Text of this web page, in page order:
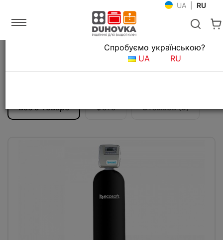
UA RU
Фильтры для воды Фильтрационные системы
Фильтр для удаления хлора Ecosoft FPA
Все о товаре Фото Отзывов (0)
Язык магазина
Спробуємо українською?
UA
RU